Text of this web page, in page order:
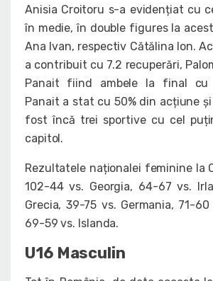
Anisia Croitoru s-a evidențiat cu
în medie, în double figures la
Ana Ivan, respectiv Cătălina Ion.
a contribuit cu 7.2 recuperări,
Panait fiind ambele la final cu
Panait a stat cu 50% din acțiune
fost încă trei sportive cu cel
capitol.
Rezultatele naționalei feminine la
102-44 vs. Georgia, 64-67 vs.
Grecia, 39-75 vs. Germania, 71-
69-59 vs. Islanda.
U16 Masculin